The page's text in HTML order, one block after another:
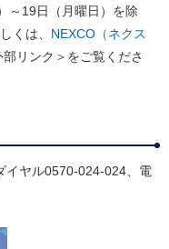
～19日（月曜日）を除
くは、 NEXCO（ネクス
部リンク＞ をご覧くださ
イヤル0570-024-024、電